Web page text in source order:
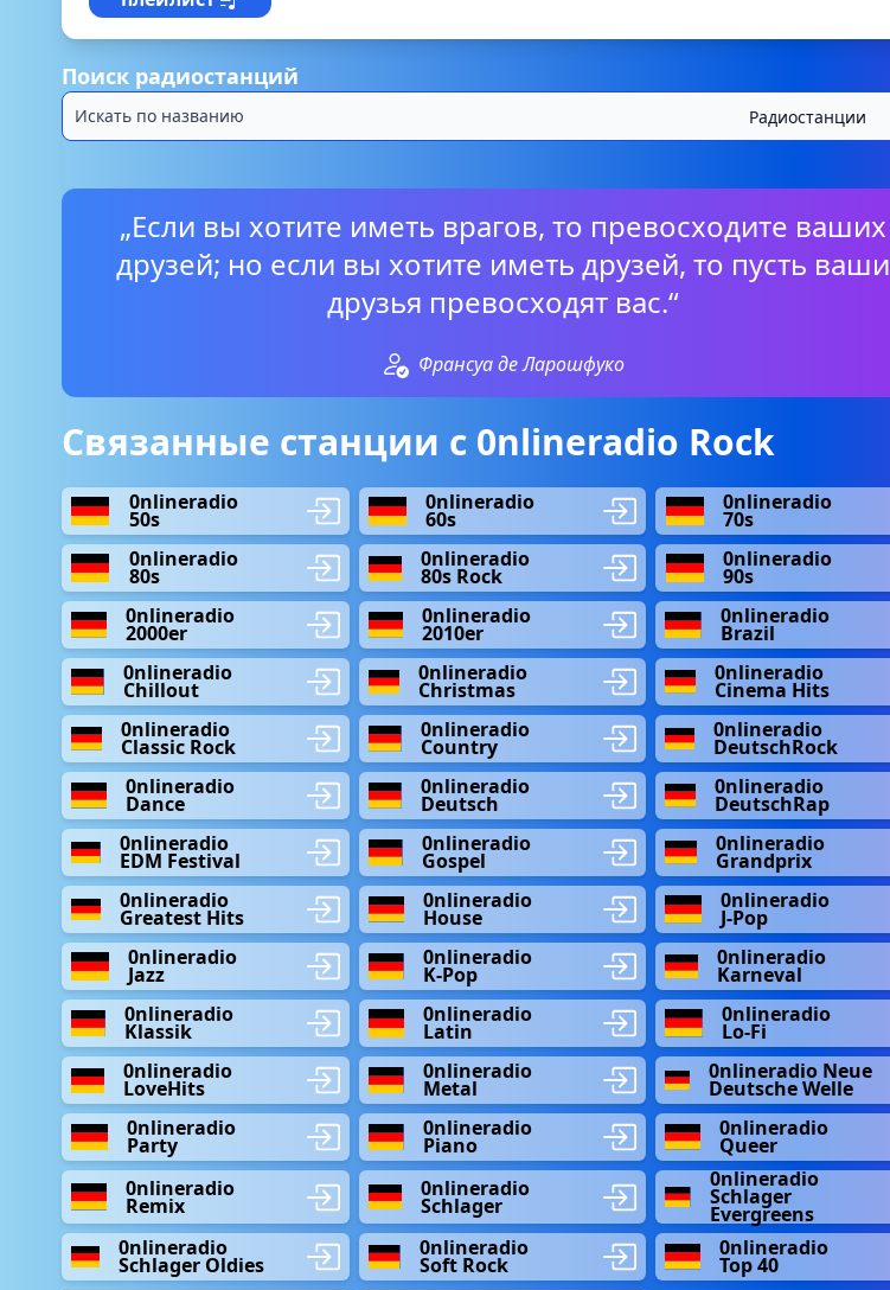
Поиск радиостанций
„Если вы хотите иметь врагов, то превосходите ваших
друзей; но если вы хотите иметь друзей, то пусть ваши
друзья превосходят вас.“
Франсуа де Ларошфуко
Связанные станции с 0nlineradio Rock
0nlineradio
50s
0nlineradio
60s
0nlineradio
70s
0nlineradio
80s
0nlineradio
80s Rock
0nlineradio
90s
0nlineradio
2000er
0nlineradio
2010er
0nlineradio
Brazil
0nlineradio
Chillout
0nlineradio
Christmas
0nlineradio
Cinema Hits
0nlineradio
Classic Rock
0nlineradio
Country
0nlineradio
DeutschRock
0nlineradio
Dance
0nlineradio
Deutsch
0nlineradio
DeutschRap
0nlineradio
EDM Festival
0nlineradio
Gospel
0nlineradio
Grandprix
0nlineradio
Greatest Hits
0nlineradio
House
0nlineradio
J-Pop
0nlineradio
Jazz
0nlineradio
K-Pop
0nlineradio
Karneval
0nlineradio
Klassik
0nlineradio
Latin
0nlineradio
Lo-Fi
0nlineradio
LoveHits
0nlineradio
Metal
0nlineradio Neue
Deutsche Welle
0nlineradio
Party
0nlineradio
Piano
0nlineradio
Queer
0nlineradio
Remix
0nlineradio
Schlager
0nlineradio
Schlager
Evergreens
0nlineradio
Schlager Oldies
0nlineradio
Soft Rock
0nlineradio
Top 40